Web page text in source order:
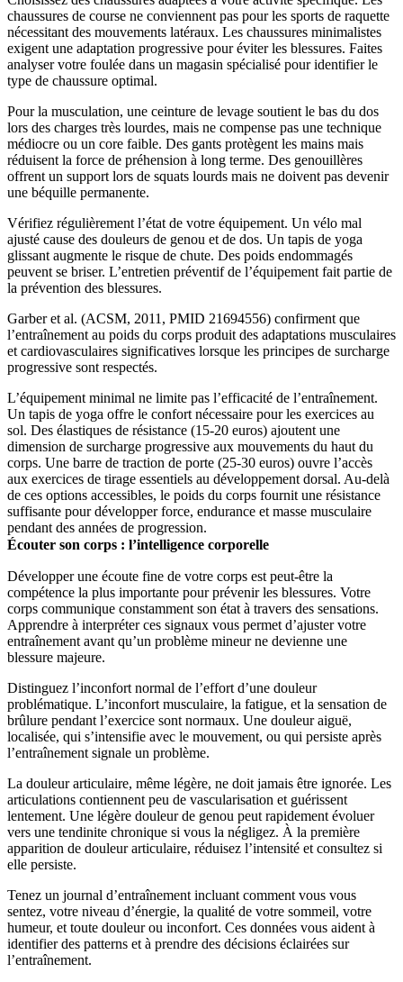
chaussures de course ne conviennent pas pour les sports de raquette
nécessitant des mouvements latéraux. Les chaussures minimalistes
exigent une adaptation progressive pour éviter les blessures. Faites
analyser votre foulée dans un magasin spécialisé pour identifier le
type de chaussure optimal.
Pour la musculation, une ceinture de levage soutient le bas du dos
lors des charges très lourdes, mais ne compense pas une technique
médiocre ou un core faible. Des gants protègent les mains mais
réduisent la force de préhension à long terme. Des genouillères
offrent un support lors de squats lourds mais ne doivent pas devenir
une béquille permanente.
Vérifiez régulièrement l’état de votre équipement. Un vélo mal
ajusté cause des douleurs de genou et de dos. Un tapis de yoga
glissant augmente le risque de chute. Des poids endommagés
peuvent se briser. L’entretien préventif de l’équipement fait partie de
la prévention des blessures.
Garber et al. (ACSM, 2011, PMID 21694556) confirment que
l’entraînement au poids du corps produit des adaptations musculaires
et cardiovasculaires significatives lorsque les principes de surcharge
progressive sont respectés.
L’équipement minimal ne limite pas l’efficacité de l’entraînement.
Un tapis de yoga offre le confort nécessaire pour les exercices au
sol. Des élastiques de résistance (15-20 euros) ajoutent une
dimension de surcharge progressive aux mouvements du haut du
corps. Une barre de traction de porte (25-30 euros) ouvre l’accès
aux exercices de tirage essentiels au développement dorsal. Au-delà
de ces options accessibles, le poids du corps fournit une résistance
suffisante pour développer force, endurance et masse musculaire
pendant des années de progression.
Écouter son corps : l’intelligence corporelle
Développer une écoute fine de votre corps est peut-être la
compétence la plus importante pour prévenir les blessures. Votre
corps communique constamment son état à travers des sensations.
Apprendre à interpréter ces signaux vous permet d’ajuster votre
entraînement avant qu’un problème mineur ne devienne une
blessure majeure.
Distinguez l’inconfort normal de l’effort d’une douleur
problématique. L’inconfort musculaire, la fatigue, et la sensation de
brûlure pendant l’exercice sont normaux. Une douleur aiguë,
localisée, qui s’intensifie avec le mouvement, ou qui persiste après
l’entraînement signale un problème.
La douleur articulaire, même légère, ne doit jamais être ignorée. Les
articulations contiennent peu de vascularisation et guérissent
lentement. Une légère douleur de genou peut rapidement évoluer
vers une tendinite chronique si vous la négligez. À la première
apparition de douleur articulaire, réduisez l’intensité et consultez si
elle persiste.
Tenez un journal d’entraînement incluant comment vous vous
sentez, votre niveau d’énergie, la qualité de votre sommeil, votre
humeur, et toute douleur ou inconfort. Ces données vous aident à
identifier des patterns et à prendre des décisions éclairées sur
l’entraînement.